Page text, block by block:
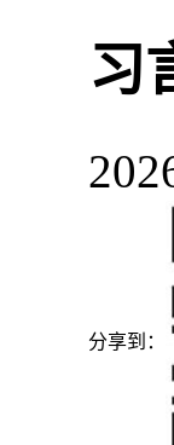
习
分享到：